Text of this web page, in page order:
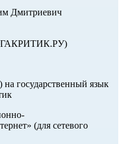
Дмитриевич
государственный язык
(для сетевого